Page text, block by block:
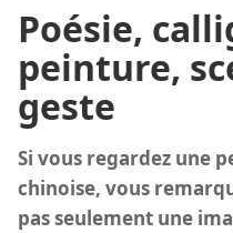
Poésie,
peinture,
geste
Si vous regardez une
chinoise, vous
pas seulement une